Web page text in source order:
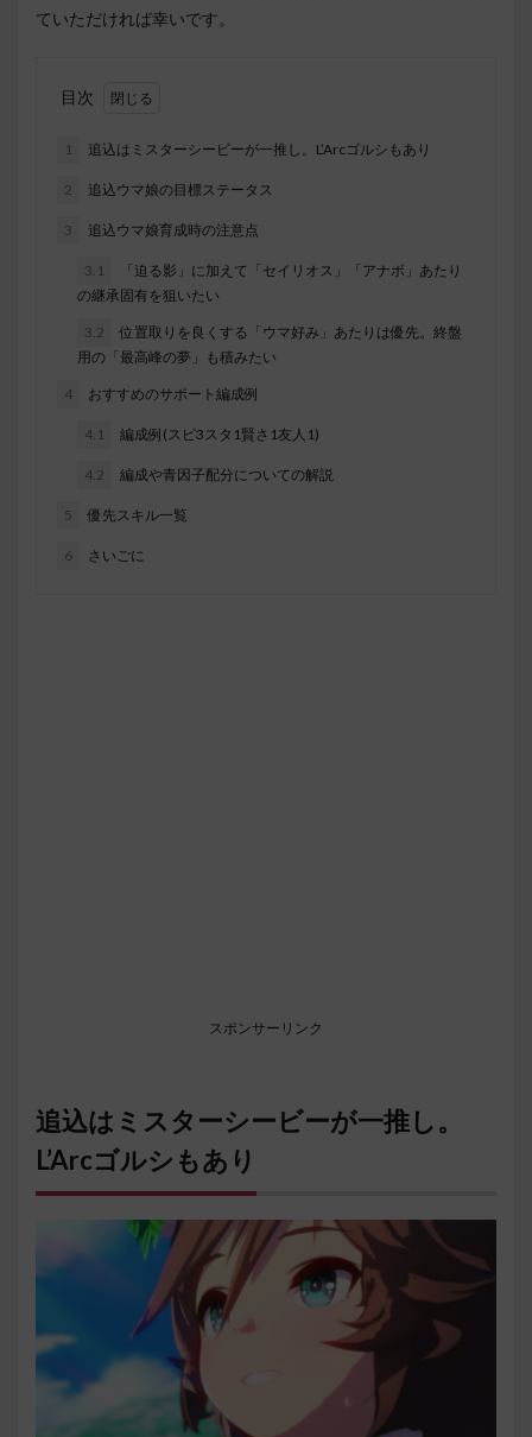
ていただければ幸いです。
目次
1 追込はミスターシービーが一推し。L’Arcゴルシもあり
2 追込ウマ娘の目標ステータス
3 追込ウマ娘育成時の注意点
3.1
「迫る影」に加えて「セイリオス」「アナボ」あたり
の継承固有を狙いたい
3.2
位置取りを良くする「ウマ好み」あたりは優先。終盤
用の「最高峰の夢」も積みたい
4 おすすめのサポート編成例
4.1 編成例(スピ3スタ1賢さ1友人1)
4.2 編成や青因子配分についての解説
5 優先スキル一覧
6 さいごに
スポンサーリンク
追込はミスターシービーが一推し。
L’Arcゴルシもあり